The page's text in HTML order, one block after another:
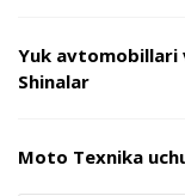
Yuk avtomobillari
Shinalar
Moto Texnika